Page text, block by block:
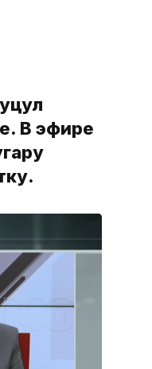
В эфире